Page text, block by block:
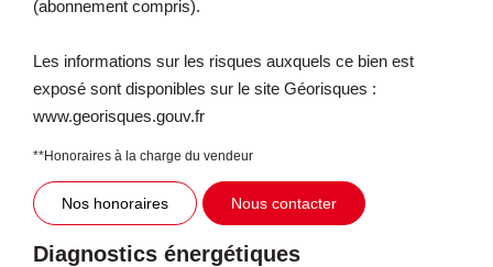
(abonnement compris).
Les informations sur les risques auxquels ce bien est
exposé sont disponibles sur le site Géorisques :
www.georisques.gouv.fr
**Honoraires à la charge du vendeur
Nos honoraires Nous contacter
Diagnostics énergétiques